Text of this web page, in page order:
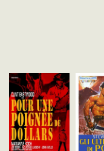
Italie - 1964
vost - 99'
Dans un
pistolero
attise les
Trilogie du